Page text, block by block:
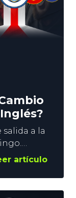
a la
el
hasta
el
artículo